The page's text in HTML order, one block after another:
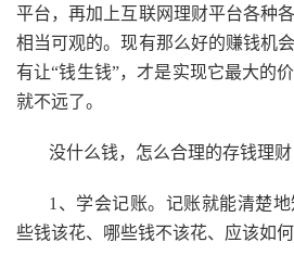
平台，再加上互联网理财平台各种
相当可观的。现有那么好的赚钱机
有让“钱生钱”，才是实现它最大的
就不远了。
没什么钱，怎么合理的存钱理财
1、学会记账。记账就能清楚
些钱该花、哪些钱不该花、应该如